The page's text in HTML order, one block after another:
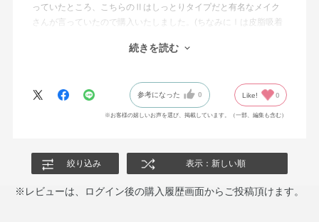
っていたところ、こちらのⅡはしっとりタイプだと有名なメイク
さんが言っていたので購入いたしました。(ちなみにⅠは皮脂吸着
まさにそのとおりで、お粉をつけても乾燥しません。むしろしっ
お粉は若干のベージュ色ですが、肌に乗せるとそこまで色は付き
な感じでお肌を綺麗にみせてくれます。
私は色白ですが変に暗くなることはありませんでした。
続きを読む
参考になった 0 Like! 0
※お客様の嬉しいお声を選び、掲載しています。（一部、編集も含む）
絞り込み 表示：新しい順
※レビューは、ログイン後の購入履歴画面からご投稿頂けます。